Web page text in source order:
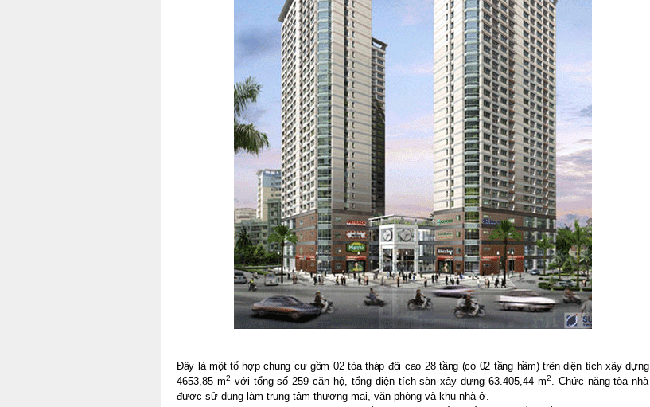
Đây là một tổ hợp chung cư gồm 02 tòa tháp đôi cao 28 tầng (có 02 tầng hầm) trên diện tích xây dựng
4653,85 m2 với tổng số 259 căn hộ, tổng diện tích sàn xây dựng 63.405,44 m2
. Chức năng tòa nhà
được sử dụng làm trung tâm thương mại, văn phòng và khu nhà ở.